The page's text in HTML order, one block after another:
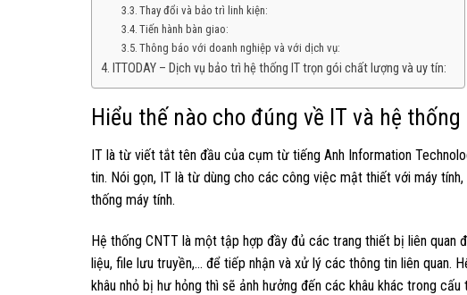
Thay đổi và bảo trì linh kiện:
Tiến hành bàn giao:
Thông báo với doanh nghiệp và với dịch vụ:
ITTODAY – Dịch vụ bảo trì hệ thống IT trọn gói chất lượng và uy tín:
Hiểu thế nào cho đúng về IT và hệ thống
IT là từ viết tắt tên đầu của cụm từ tiếng Anh Information
tin. Nói gọn, IT là từ dùng cho các công việc mật thiết với máy
thống máy tính.
Hệ thống CNTT là một tập hợp đầy đủ các trang thiết bị liên
liệu, file lưu truyền,… để tiếp nhận và xử lý các thông tin liên quan.
khâu nhỏ bị hư hỏng thì sẽ ảnh hưởng đến các khâu khác trong